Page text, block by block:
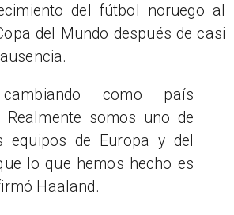
del fútbol noruego al
del Mundo después de casi
como país
Realmente somos uno de
equipos de Europa y del
lo que hemos hecho es
Haaland.